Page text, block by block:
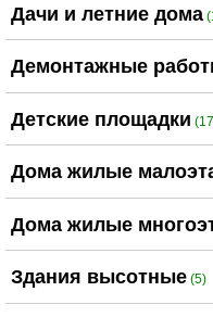
Дачи и летние дома
Демонтажные
Детские площадки
Дома жилые
Дома жилые
Здания высотные (5)